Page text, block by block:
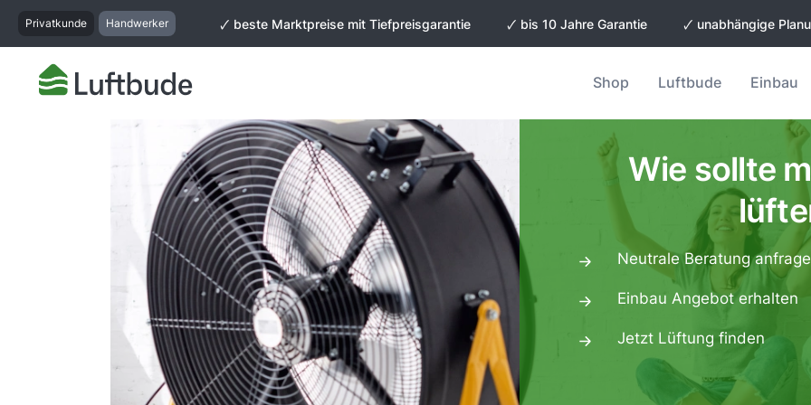
Zur Hauptnavigation springen
Privatkunde Handwerker 🗸 beste Marktpreise mit Tiefpreisgarantie 🗸 bis 10 Jahre Garantie 🗸 unabhängige
Shop Luftbude Einbau
Wie sollte
Neutrale Beratung
Einbau Angebot erhalten
Jetzt Lüftung finden